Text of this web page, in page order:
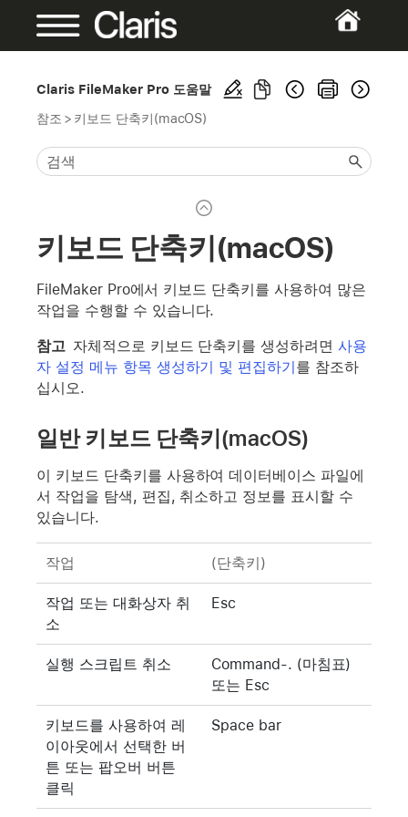
Claris FileMaker Pro 도움말
참조 > 키보드 단축키(macOS)
키보드 단축키(macOS)
FileMaker Pro에서 키보드 단축키를 사용하여 많은
작업을 수행할 수 있습니다.
참고 자체적으로 키보드 단축키를 생성하려면사용
자 설정 메뉴 항목 생성하기 및 편집하기를 참조하
십시오.
일반 키보드 단축키(macOS)
이 키보드 단축키를 사용하여 데이터베이스 파일에
서 작업을 탐색, 편집, 취소하고 정보를 표시할 수
있습니다.
작업 (단축키)
작업 또는 대화상자 취
소
Esc
실행 스크립트 취소
Command-. (마침표)
또는 Esc
키보드를 사용하여 레
이아웃에서 선택한 버
튼 또는 팝오버 버튼
클릭
Space bar